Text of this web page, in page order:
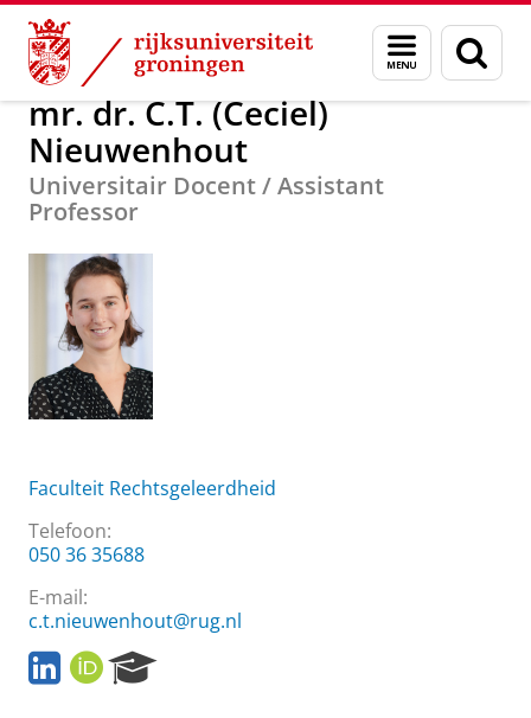
Skip
Content
Skip
Navigation
Menu
en
zoeken
Over ons mr. dr. C.T. (Ceciel) Nieuwenhout
mr. dr. C.T. (Ceciel)
Nieuwenhout
Universitair Docent / Assistant
Professor
Faculteit Rechtsgeleerdheid
Telefoon:
050 36 35688
E-mail:
c.t.nieuwenhout@rug.nl
L
i
O
R